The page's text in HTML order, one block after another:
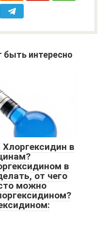
интересно
в
в
от чего
можно